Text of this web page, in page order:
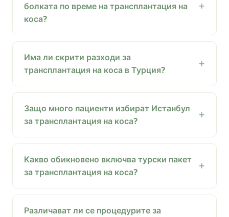
болката по време на трансплантация на
коса?
Има ли скрити разходи за
трансплантация на коса в Турция?
Защо много пациенти избират Истанбул
за трансплантация на коса?
Какво обикновено включва турски пакет
за трансплантация на коса?
Различават ли се процедурите за